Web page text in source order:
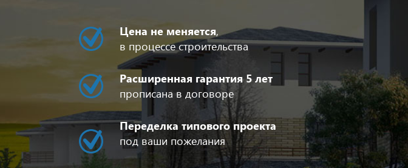
Цена не меняется,
в процессе строительства
Расширенная гарантия 5 лет
прописана в договоре
Переделка типового проекта
под ваши пожелания